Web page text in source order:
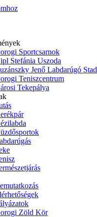
Sportcsarnok
Stefánia Uszoda
Jenő Labdarúgó
Teniszcentrum
Tekepálya
Zöld Kör